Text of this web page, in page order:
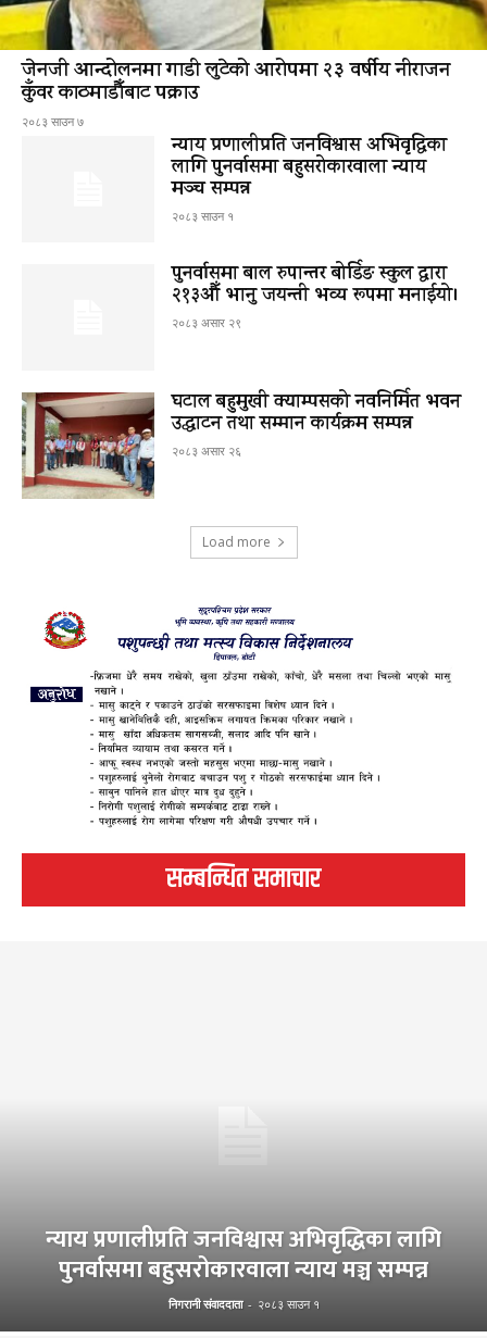
जेनजी आन्दोलनमा गाडी लुटेको आरोपमा २३ वर्षीय नीराजन
कुँवर काठमाडौँबाट पक्राउ
२०८३ साउन ७
न्याय प्रणालीप्रति जनविश्वास अभिवृद्धिका
लागि पुनर्वासमा बहुसरोकारवाला न्याय
मञ्च सम्पन्न
२०८३ साउन १
पुनर्वासमा बाल रुपान्तर बोर्डिङ स्कुल द्धारा
२१३औँ भानु जयन्ती भव्य रूपमा मनाईयो।
२०८३ असार २९
घटाल बहुमुखी क्याम्पसको नवनिर्मित भवन
उद्घाटन तथा सम्मान कार्यक्रम सम्पन्न
२०८३ असार २६
Load more
सम्बन्धित समाचार
न्याय प्रणालीप्रति जनविश्वास अभिवृद्धिका लागि
पुनर्वासमा बहुसरोकारवाला न्याय मञ्च सम्पन्न
निगरानी संवाददाता - २०८३ साउन १